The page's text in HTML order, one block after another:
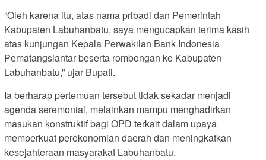
“Oleh karena itu, atas nama pribadi dan Pemerintah
Kabupaten Labuhanbatu, saya mengucapkan terima kasih
atas kunjungan Kepala Perwakilan Bank Indonesia
Pematangsiantar beserta rombongan ke Kabupaten
Labuhanbatu,” ujar Bupati.
Ia berharap pertemuan tersebut tidak sekadar menjadi
agenda seremonial, melainkan mampu menghadirkan
masukan konstruktif bagi OPD terkait dalam upaya
memperkuat perekonomian daerah dan meningkatkan
kesejahteraan masyarakat Labuhanbatu.